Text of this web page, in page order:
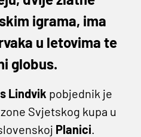
igrama, ima
u letovima te
globus.
Lindvik pobjednik je
Svjetskog kupa u
Planici.